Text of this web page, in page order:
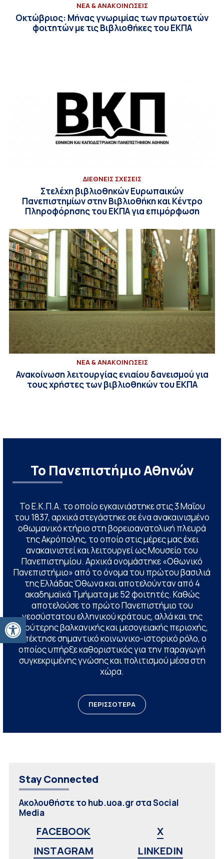
Ανοίξτε τη γραμμή εργαλείων
ΝΕΑ & ΑΝΑΚΟΙΝΩΣΕΙΣ
Οκτώβριος: Μήνας γνωριμίας των πρωτοετών
φοιτητών με τις Βιβλιοθήκες του ΕΚΠΑ
ΔΙΕΘΝΕΙΣ ΣΧΕΣΕΙΣ
Στελέχη βιβλιοθηκών Ευρωπαικών
Πανεπιστημίων στην Βιβλιοθήκη και Κέντρο
Πληροφόρησης του ΕΚΠΑ για επιμόρφωση
ΝΕΑ & ΑΝΑΚΟΙΝΩΣΕΙΣ
Ανακοίνωση λειτουργίας ενιαίου δανεισμού για
τους χρήστες των βιβλιοθηκών του ΕΚΠΑ
Το Πανεπιστήμιο Αθηνών
Το Ε.Κ.Π.Α. το οποίο εγκαινιάστηκε στις 3 Μαΐου
του 1837, αρχικά στεγάστηκε σε ένα ανακαινισμένο
οθωμανικό κτήριο στη βορειοανατολική πλευρά
της Ακρόπολης, το οποίο στις μέρες μας έχει
ανακαινιστεί και λειτουργεί ως Μουσείο του
Πανεπιστημίου. Αρχικά ονομάστηκε «Οθωνικό
Πανεπιστήμιο» από το όνομα του πρώτου βασιλιά
της Ελλάδας Όθωνα και αποτελούνταν από 4
ακαδημαϊκά Τμήματα με 52 φοιτητές. Καθώς
αποτελούσε το πρώτο Πανεπιστήμιο του
νεοσύστατου ελληνικού κράτους, αλλά και της
ευρύτερης βαλκανικής και μεσογειακής περιοχής,
απέκτησε σημαντικό κοινωνικο-ιστορικό ρόλο, ο
οποίος υπήρξε καθοριστικός για την παραγωγή
συγκεκριμένης γνώσης και πολιτισμού μέσα στη
χώρα.
ΠΕΡΙΣΣΟΤΕΡΑ
Stay Connected
Ακολουθήστε το hub.uoa.gr στα Social
Media
FACEBOOK
X
INSTAGRAM
LINKEDIN